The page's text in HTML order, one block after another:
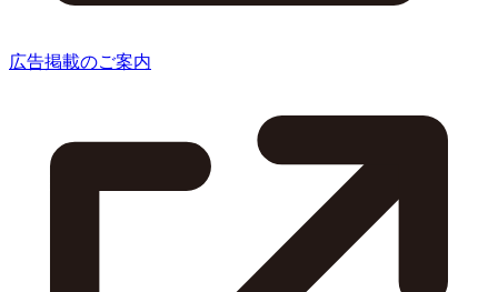
広告掲載のご案内